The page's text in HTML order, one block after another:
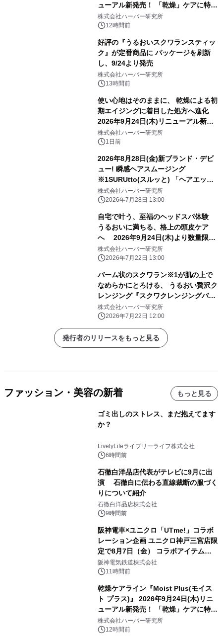
ューアル新発売！ 「乾燥」ケアに特化
し、ライン使いで潤いに満ちた肌へ
株式会社ハーバー研究所
12時間前
好評の『うるおいスクワランスティッ
ク』が定番商品に パッケージを刷新
し、9/24より発売
株式会社ハーバー研究所
13時間前
使い心地はそのままに、 乾燥による初
期エイジングに着目した処方へ進化
2026年9月24日(木)リニューアル新発
売！ ハリ・つや満ちる、3D成分※1配
合のジェルクリーム 『モイスチャーエ
株式会社ハーバー研究所
1日前
2026年8月28日(金)新ブランド・デビ
ュー! 瞬感ヘアスムージング
※1SURUtto(スルッと) 「ヘアエッセ
ンスオイル」「ヘアトリートメントミ
スト」 全国のロフト※2・PLAZA※2
株式会社ハーバー研究所
2026年7月28日 13:00
自宅で叶う、至福のヘッドスパ体験
うるおいに満ちる、格上の頭皮ケア
へ 2026年9月24日(木)より数量限定
発売！ 『地肌マッサージクレンズ』
株式会社ハーバー研究所
2026年7月22日 13:00
バーム状のスクワラン※1が肌の上で
なめらかにとろける、 うるおい贅沢ク
レンジング『スクワクレンジングバー
ム』 2026年9月24日(木)より数量限
定発売
株式会社ハーバー研究所
2026年7月22日 12:00
発行者のリリースをもっと見る
ファッション・美容の新着 もっと見る
ゴミ出しのストレス、まだ抱えてます
か？
LivelyLifeライブリーライフ株式会社
6時間前
石徹白洋品店代表がテレビに9月に出
演 石徹白に伝わる直線裁断の服づく
りについて紹介
石徹白洋品店株式会社
9時間前
阪神電車×ユニクロ「UTme!」コラボ
レーション企画 ユニクロ神戸三宮店限
定で8月7日（金） コラボアイテムが
発売決定！
阪神電気鉄道株式会社
11時間前
乾燥ケアライン『Moist Plus(モイス
ト プラス)』 2026年9月24日(木)リニ
ューアル新発売！ 「乾燥」ケアに特化
し、ライン使いで潤いに満ちた肌へ
株式会社ハーバー研究所
12時間前